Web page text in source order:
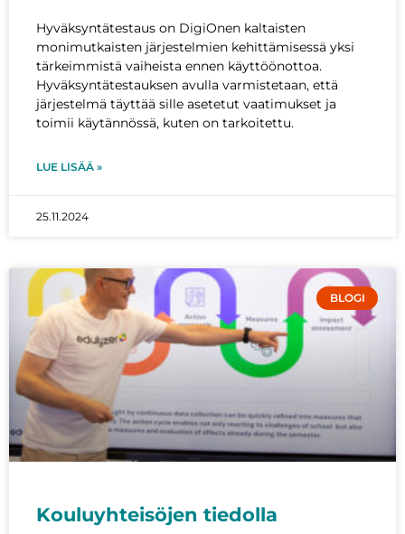
Hyväksyntätestaus on DigiOnen kaltaisten
monimutkaisten järjestelmien kehittämisessä yksi
tärkeimmistä vaiheista ennen käyttöönottoa.
Hyväksyntätestauksen avulla varmistetaan, että
järjestelmä täyttää sille asetetut vaatimukset ja
toimii käytännössä, kuten on tarkoitettu.
LUE LISÄÄ »
25.11.2024
BLOGI
Kouluyhteisöjen tiedolla